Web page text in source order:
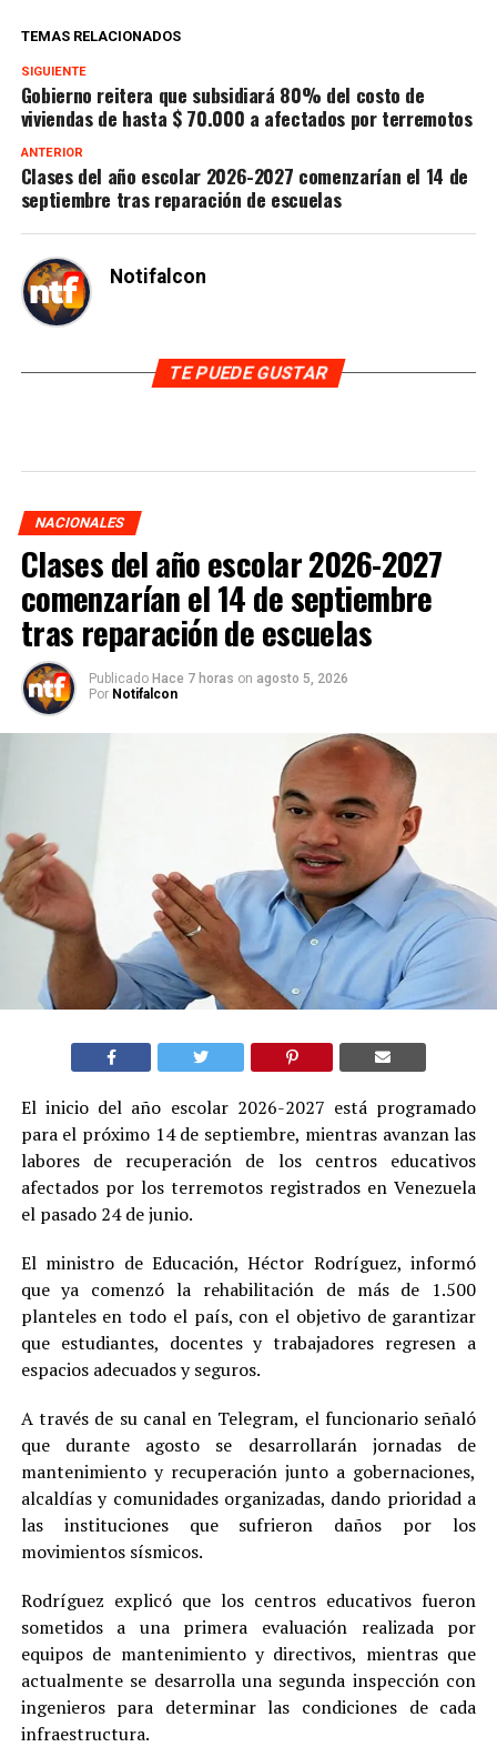
TEMAS RELACIONADOS
SIGUIENTE
Gobierno reitera que subsidiará 80% del costo de
viviendas de hasta $ 70.000 a afectados por terremotos
ANTERIOR
Clases del año escolar 2026-2027 comenzarían el 14 de
septiembre tras reparación de escuelas
Notifalcon
TE PUEDE GUSTAR
NACIONALES
Clases del año escolar 2026-2027
comenzarían el 14 de septiembre
tras reparación de escuelas
Publicado Hace 7 horas on agosto 5, 2026
Por Notifalcon
El inicio del año escolar 2026-2027 está programado
para el próximo 14 de septiembre, mientras avanzan las
labores de recuperación de los centros educativos
afectados por los terremotos registrados en Venezuela
el pasado 24 de junio.
El ministro de Educación, Héctor Rodríguez, informó
que ya comenzó la rehabilitación de más de 1.500
planteles en todo el país, con el objetivo de garantizar
que estudiantes, docentes y trabajadores regresen a
espacios adecuados y seguros.
A través de su canal en Telegram, el funcionario señaló
que durante agosto se desarrollarán jornadas de
mantenimiento y recuperación junto a gobernaciones,
alcaldías y comunidades organizadas, dando prioridad a
las instituciones que sufrieron daños por los
movimientos sísmicos.
Rodríguez explicó que los centros educativos fueron
sometidos a una primera evaluación realizada por
equipos de mantenimiento y directivos, mientras que
actualmente se desarrolla una segunda inspección con
ingenieros para determinar las condiciones de cada
infraestructura.